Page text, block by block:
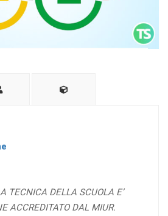
TECNICA DELLA SCUOLA E’
ACCREDITATO DAL MIUR.